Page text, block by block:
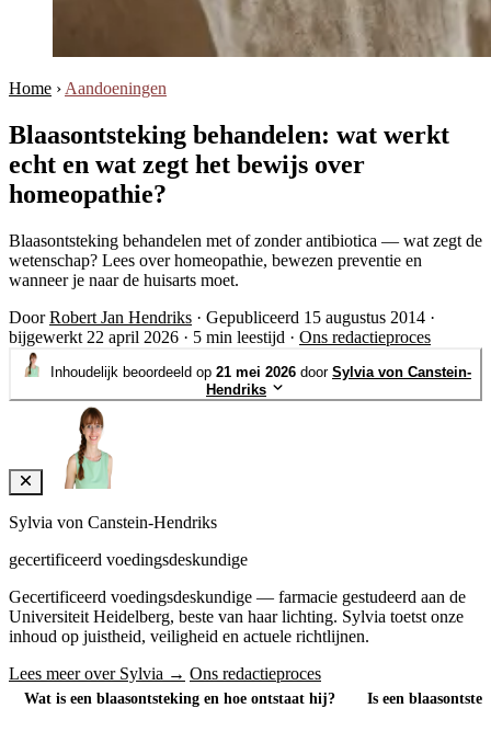
Home › Aandoeningen
Blaasontsteking behandelen: wat werkt
echt en wat zegt het bewijs over
homeopathie?
Blaasontsteking behandelen met of zonder antibiotica — wat zegt de
wetenschap? Lees over homeopathie, bewezen preventie en
wanneer je naar de huisarts moet.
DoorRobert Jan Hendriks · Gepubliceerd 15 augustus 2014 ·
bijgewerkt 22 april 2026 · 5 min leestijd · Ons redactieproces
Inhoudelijk beoordeeld op 21 mei 2026 door Sylvia von Canstein-
Hendriks
Sylvia von Canstein-Hendriks
gecertificeerd voedingsdeskundige
Gecertificeerd voedingsdeskundige — farmacie gestudeerd aan de
Universiteit Heidelberg, beste van haar lichting. Sylvia toetst onze
inhoud op juistheid, veiligheid en actuele richtlijnen.
Lees meer over Sylvia → Ons redactieproces
Wat is een blaasontsteking en hoe ontstaat hij? Is een